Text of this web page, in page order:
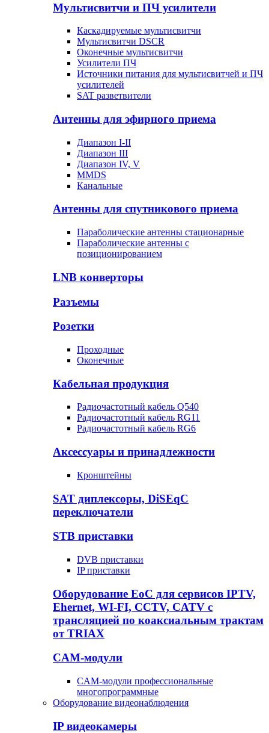
Мультисвитчи и ПЧ усилители
Каскадируемые мультисвитчи
Мультисвитчи DSCR
Оконечные мультисвитчи
Усилители ПЧ
Источники питания для мультисвитчей и ПЧ
усилителей
SAT разветвители
Антенны для эфирного приема
Диапазон I-II
Диапазон III
Диапазон IV, V
MMDS
Канальные
Антенны для спутникового приема
Параболические антенны стационарные
Параболические антенны с
позиционированием
LNB конверторы
Разъемы
Розетки
Проходные
Оконечные
Кабельная продукция
Радиочастотный кабель Q540
Радиочастотный кабель RG11
Радиочастотный кабель RG6
Аксессуары и принадлежности
Кронштейны
SAT диплексоры, DiSEqC
переключатели
STB приставки
DVB приставки
IP приставки
Оборудование EoC для сервисов IPTV,
Ehernet, WI-FI, CCTV, CATV c
трансляцией по коаксиальным трактам
от TRIAX
CAM-модули
CAM-модули профессиональные
многопрограммные
Оборудование видеонаблюдения
IP видеокамеры